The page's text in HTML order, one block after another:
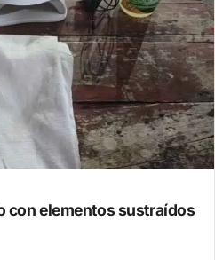
con elementos sustraídos